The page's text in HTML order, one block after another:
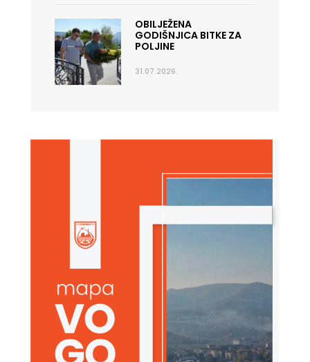
OBILJEŽENA
GODIŠNJICA BITKE ZA
POLJINE
31.07.2026.